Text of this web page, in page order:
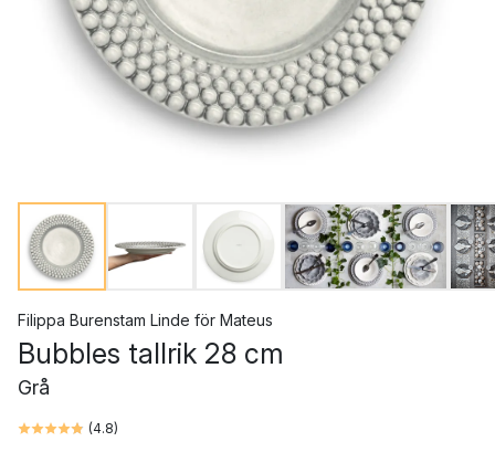
Filippa Burenstam Linde för Mateus
Bubbles tallrik 28 cm
Grå
(4.8)